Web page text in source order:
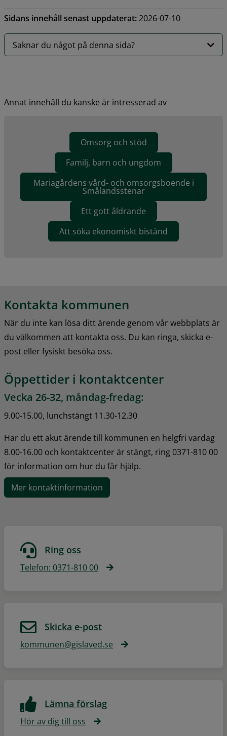
Sidans innehåll senast uppdaterat:2026-07-10
Saknar du något på denna sida?
Annat innehåll du kanske är intresserad av
Omsorg och stöd
Familj, barn och ungdom
Mariagårdens vård- och omsorgsboende i
Smålandsstenar
Ett gott åldrande
Att söka ekonomiskt bistånd
Kontakta kommunen
När du inte kan lösa ditt ärende genom vår webbplats är
du välkommen att kontakta oss. Du kan ringa, skicka e-
post eller fysiskt besöka oss.
Öppettider i kontaktcenter
Vecka 26-32, måndag-fredag:
9.00-15.00, lunchstängt 11.30-12.30
Har du ett akut ärende till kommunen en helgfri vardag
8.00-16.00 och kontaktcenter är stängt, ring 0371-810 00
för information om hur du får hjälp.
Mer kontaktinformation
Ring oss
Telefon: 0371-810 00
Skicka e-post
kommunen@gislaved.se
Lämna förslag
Hör av dig till oss